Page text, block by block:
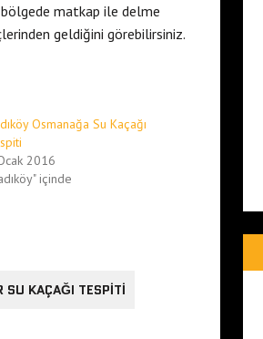
matkap ile delme
geldiğini görebilirsiniz.
Osmanağa Su Kaçağı
2016
içinde
SU KAÇAĞI TESPITI